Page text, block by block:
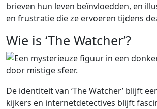
brieven hun leven beïnvloedden, en
en frustratie die ze ervoeren tijdens
Wie is ‘The Watcher’?
De identiteit van ‘The Watcher’ blijft
kijkers en internetdetectives blijft